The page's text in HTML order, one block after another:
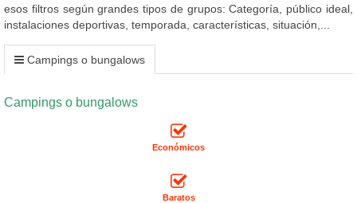
esos filtros según grandes tipos de grupos: Categoría, público ideal,
instalaciones deportivas, temporada, características, situación,...
Campings o bungalows
Campings o bungalows
Económicos
Baratos